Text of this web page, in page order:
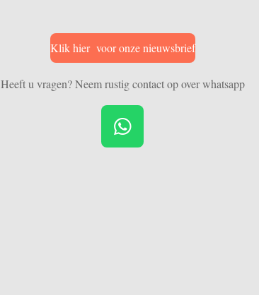
Klik hier voor onze nieuwsbrief
Heeft u vragen? Neem rustig contact op over whatsapp
W
h